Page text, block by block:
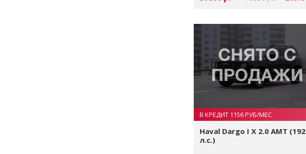
В КРЕДИТ 1156 РУБ/МЕС
Haval Dargo I X 2.0 AMT (192
л.с.)